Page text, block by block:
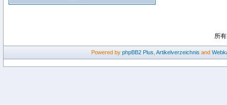
所
Powered by phpBB2 Plus Artikelverzeichnis and